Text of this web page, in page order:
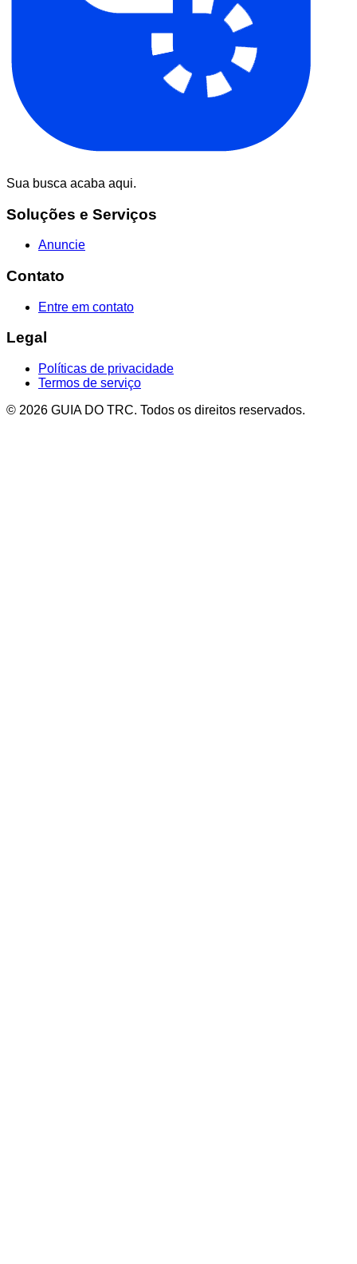
Sua busca acaba aqui.
Soluções e Serviços
Anuncie
Contato
Entre em contato
Legal
Políticas de privacidade
Termos de serviço
© 2026 GUIA DO TRC. Todos os direitos reservados.